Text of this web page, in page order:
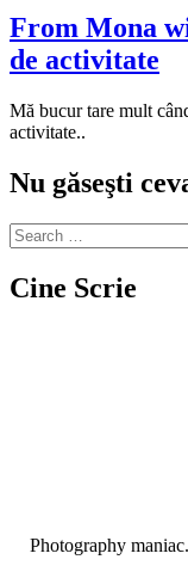
From Mona
de activitate
Mă bucur tare mult când altă bloggeriţă sărbătoreşte x ani de
activitate..
Nu găseşti
Cine Scrie
Photography